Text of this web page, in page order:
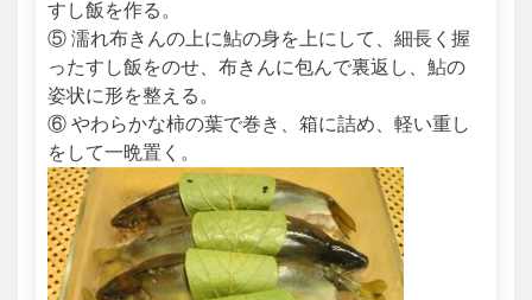
すし飯を作る。
⑤ 濡れ布きんの上に鮎の身を上にして、細長く握
ったすし飯をのせ、布きんに包んで裏返し、鮎の
姿状に形を整える。
⑥ やわらかな柿の葉で巻き、箱に詰め、軽い重し
をして一晩置く。